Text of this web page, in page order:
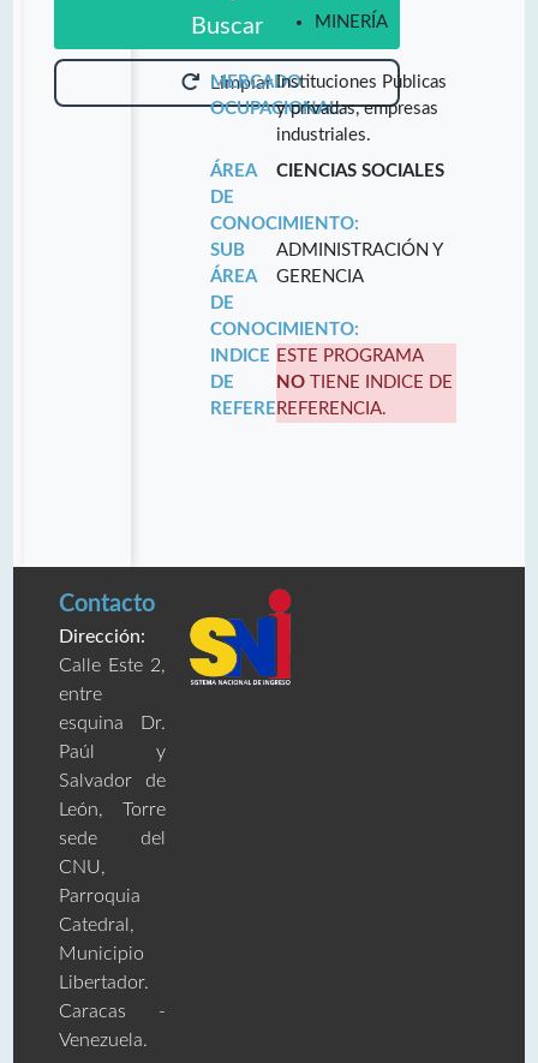
Buscar
Limpiar
MINERÍA
MERCADO
OCUPACIONAL:
Instituciones Públicas
y privadas, empresas
industriales.
ÁREA
DE
CONOCIMIENTO:
CIENCIAS SOCIALES
SUB
ÁREA
DE
CONOCIMIENTO:
ADMINISTRACIÓN Y
GERENCIA
INDICE
DE
REFERENCIA:
ESTE PROGRAMA
NO TIENE INDICE DE
REFERENCIA.
Contacto
Dirección:
Calle Este 2,
entre
esquina Dr.
Paúl y
Salvador de
León, Torre
sede del
CNU,
Parroquia
Catedral,
Municipio
Libertador.
Caracas -
Venezuela.